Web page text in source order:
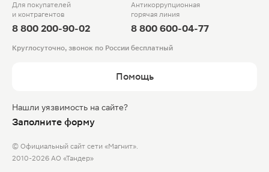
Для покупателей
и контрагентов
8 800 200-90-02
Антикоррупционная
горячая линия
8 800 600-04-77
Круглосуточно, звонок по России бесплатный
Помощь
Нашли уязвимость на сайте?
Заполните форму
© Официальный сайт сети «Магнит».
2010-2026 АО «Тандер»